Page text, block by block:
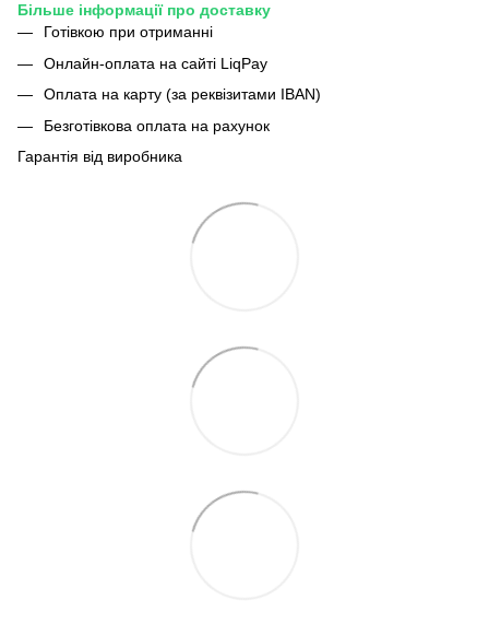
Більше інформації про доставку
Готівкою при отриманні
Онлайн-оплата на сайті LiqPay
Оплата на карту (за реквізитами IBAN)
Безготівкова оплата на рахунок
Гарантія від виробника